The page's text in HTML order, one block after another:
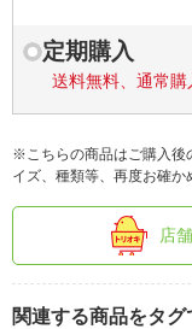
定期購入
送料無料、通常購
※こちらの商品はご購入後
イズ、種類等、再度お確か
店
関連する商品をタグ